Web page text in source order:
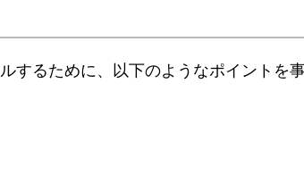
るために、以下のようなポイントを